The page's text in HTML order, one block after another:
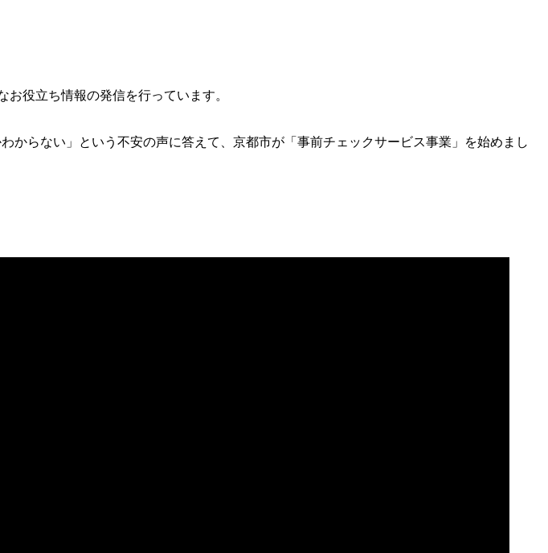
役立ち情報の発信を行っています。
らない」という不安の声に答えて、京都市が「事前チェックサービス事業」を始めまし